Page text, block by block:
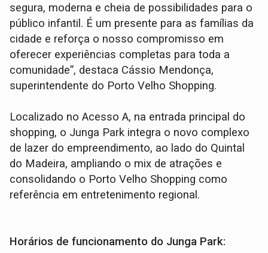
segura, moderna e cheia de possibilidades para o
público infantil. É um presente para as famílias da
cidade e reforça o nosso compromisso em
oferecer experiências completas para toda a
comunidade”, destaca Cássio Mendonça,
superintendente do Porto Velho Shopping.
Localizado no Acesso A, na entrada principal do
shopping, o Junga Park integra o novo complexo
de lazer do empreendimento, ao lado do Quintal
do Madeira, ampliando o mix de atrações e
consolidando o Porto Velho Shopping como
referência em entretenimento regional.
Horários de funcionamento do Junga Park: